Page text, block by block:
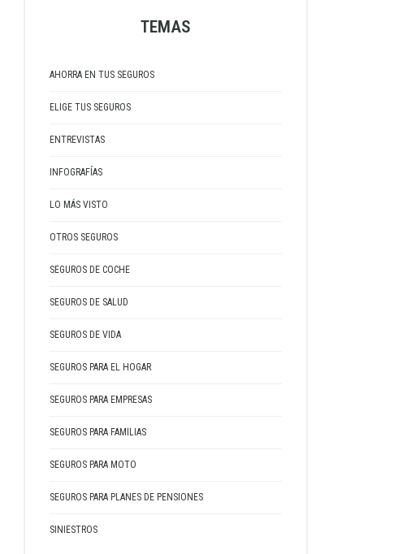
TEMAS
AHORRA EN TUS SEGUROS
ELIGE TUS SEGUROS
ENTREVISTAS
INFOGRAFÍAS
LO MÁS VISTO
OTROS SEGUROS
SEGUROS DE COCHE
SEGUROS DE SALUD
SEGUROS DE VIDA
SEGUROS PARA EL HOGAR
SEGUROS PARA EMPRESAS
SEGUROS PARA FAMILIAS
SEGUROS PARA MOTO
SEGUROS PARA PLANES DE PENSIONES
SINIESTROS